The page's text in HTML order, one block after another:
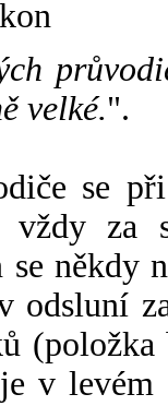
velké.".
se
vždy za
se někdy
v